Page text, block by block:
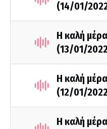
(14/01/
Η καλή
(13/01/
Η καλή
(12/01/
Η καλή